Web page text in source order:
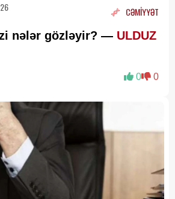
CƏMİYYƏT
nələr gözləyir? — ULDUZ
0 0